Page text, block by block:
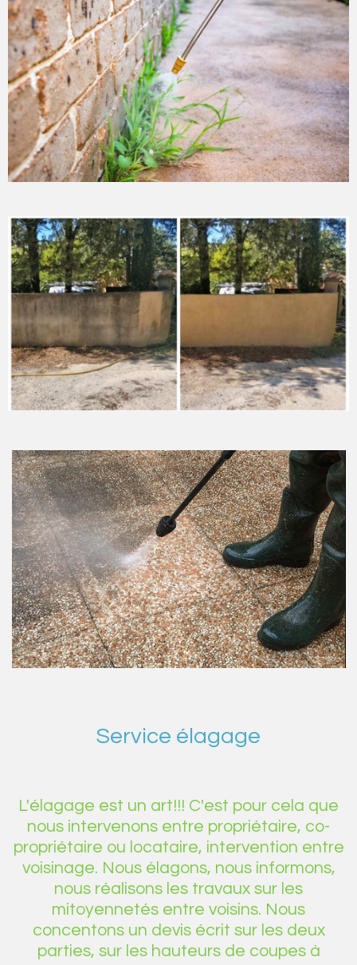
Service élagage
L'élagage est un art!!! C'est pour cela que
nous intervenons entre propriétaire, co-
propriétaire ou locataire, intervention entre
voisinage. Nous élagons, nous informons,
nous réalisons les travaux sur les
mitoyennetés entre voisins. Nous
concentons un devis écrit sur les deux
parties, sur les hauteurs de coupes à